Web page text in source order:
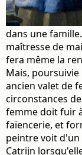
dans une
maîtresse de
fera même la
Mais,
ancien valet de
circonstances
femme doit fuir
faïencerie, et
peintre voit d'un
Catrijn